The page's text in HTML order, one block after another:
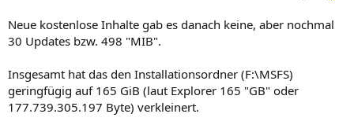
Neue kostenlose Inhalte gab es danach keine, aber nochmal
30 Updates bzw. 498 "MIB".
Insgesamt hat das den Installationsordner (F:\MSFS)
geringfügig auf 165 GiB (laut Explorer 165 "GB" oder
177.739.305.197 Byte) verkleinert.